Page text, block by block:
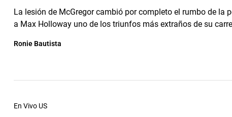
La lesión de McGregor cambió por completo el rumbo de la
a Max Holloway uno de los triunfos más extraños de su
Ronie Bautista
En Vivo US